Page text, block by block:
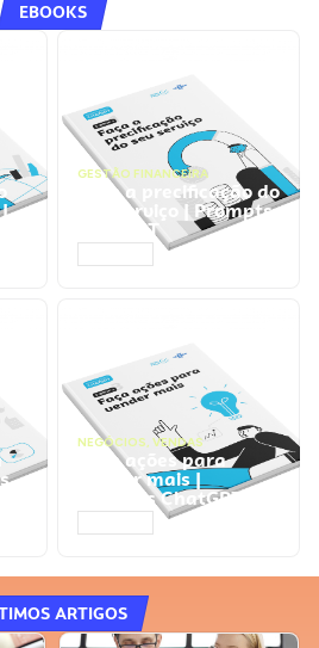
EBOOKS
GESTÃO FINANCEIRA
Faça a precificação do
seu serviço | Prompts
ChatGPT
NEGÓCIOS, VENDAS
Faça ações para
vender mais |
Prompts ChatGPT
ARTIGOS